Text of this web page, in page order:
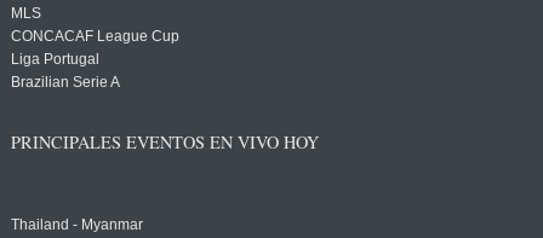
MLS
CONCACAF League Cup
Liga Portugal
Brazilian Serie A
PRINCIPALES EVENTOS EN VIVO HOY
Thailand - Myanmar